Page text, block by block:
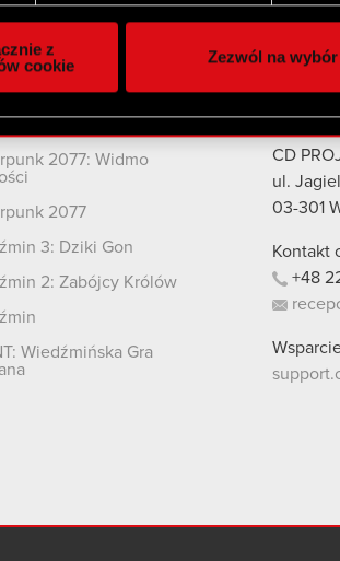
do spersonalizowania treści i reklam,
i analitycznym. Partnerzy mogą
uzyskanymi podczas korzystania z ich
plików cookie.
z
cookie
Zezwól na wybór
2077: Widmo
2077
3: Dziki Gon
2: Zabójcy Królów
Wiedźmińska Gra
CD
ul.
03-301
Kontakt
+48